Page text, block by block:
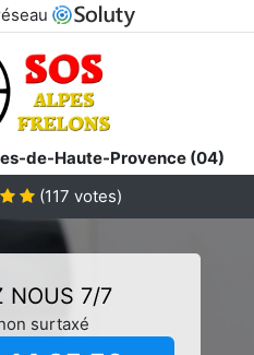
de-Haute-Provence (04)
(117 votes)
NOUS 7/7
surtaxé